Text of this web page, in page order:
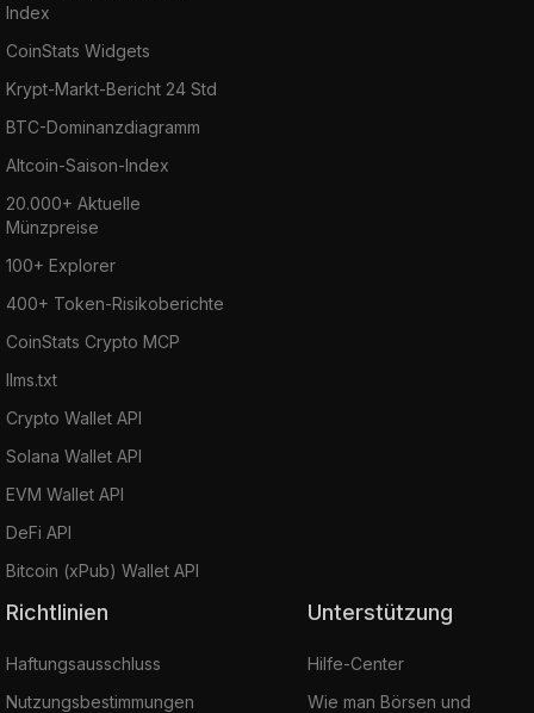
Index
CoinStats Widgets
Krypt-Markt-Bericht 24 Std
BTC-Dominanzdiagramm
Altcoin-Saison-Index
20.000+ Aktuelle
Münzpreise
100+ Explorer
400+ Token-Risikoberichte
CoinStats Crypto MCP
llms.txt
Crypto Wallet API
Solana Wallet API
EVM Wallet API
DeFi API
Bitcoin (xPub) Wallet API
Richtlinien
Haftungsausschluss
Nutzungsbestimmungen
Unterstützung
Hilfe-Center
Wie man Börsen und